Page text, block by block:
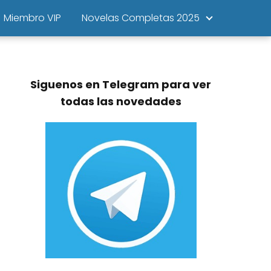
Miembro VIP Novelas Completas 2025
Siguenos en Telegram para ver
todas las novedades